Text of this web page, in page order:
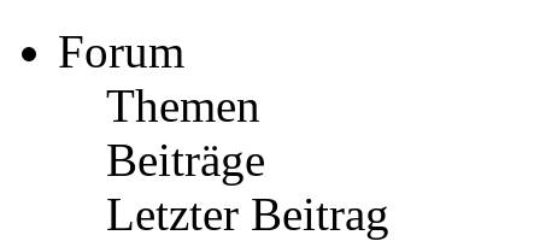
Forum
Themen
Beiträge
Letzter Beitrag